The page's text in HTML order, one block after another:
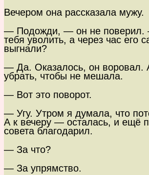
Вечером она рассказала мужу.
— Подожди, — он не поверил.
тебя уволить, а через час его
выгнали?
— Да. Оказалось, он воровал.
убрать, чтобы не мешала.
— Вот это поворот.
— Угу. Утром я думала, что
А к вечеру — осталась, и ещё
совета благодарил.
— За что?
— За упрямство.